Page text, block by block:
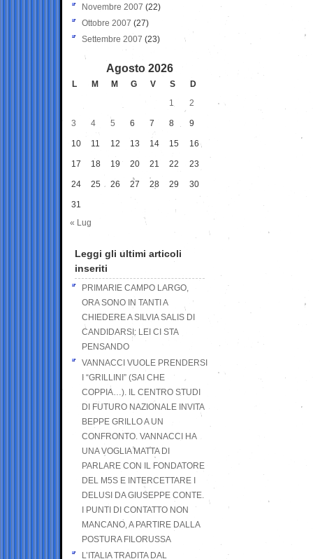
Novembre 2007 (22)
Ottobre 2007 (27)
Settembre 2007 (23)
Agosto 2026
L M M G V S
D
1
2
3 4 5 6 7 8 9
10 11 12 13 14 15 16
17 18 19 20 21 22 23
24 25 26 27 28 29 30
31
« Lug
Leggi gli ultimi articoli
inseriti
PRIMARIE CAMPO LARGO,
ORA SONO IN TANTI A
CHIEDERE A SILVIA SALIS DI
CANDIDARSI: LEI CI STA
PENSANDO
VANNACCI VUOLE PRENDERSI
I “GRILLINI” (SAI CHE
COPPIA…). IL CENTRO STUDI
DI FUTURO NAZIONALE INVITA
BEPPE GRILLO A UN
CONFRONTO. VANNACCI HA
UNA VOGLIA MATTA DI
PARLARE CON IL FONDATORE
DEL M5S E INTERCETTARE I
DELUSI DA GIUSEPPE CONTE.
I PUNTI DI CONTATTO NON
MANCANO, A PARTIRE DALLA
POSTURA FILORUSSA
L’ITALIA TRADITA DAL